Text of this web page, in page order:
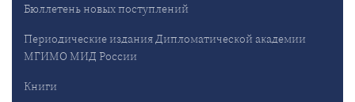
Бюллетень новых поступлений
Периодические издания Дипломатической академии
МГИМО МИД России
Книги